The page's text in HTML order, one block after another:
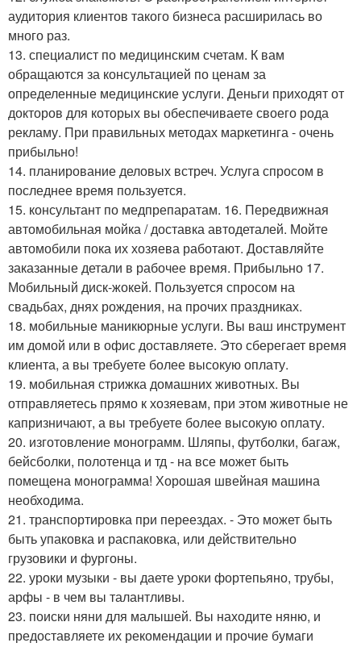
аудитория клиентов такого бизнеса расширилась во
много раз.
13. специалист по медицинским счетам. К вам
обращаются за консультацией по ценам за
определенные медицинские услуги. Деньги приходят от
докторов для которых вы обеспечиваете своего рода
рекламу. При правильных методах маркетинга - очень
прибыльно!
14. планирование деловых встреч. Услуга спросом в
последнее время пользуется.
15. консультант по медпрепаратам. 16. Передвижная
автомобильная мойка / доставка автодеталей. Мойте
автомобили пока их хозяева работают. Доставляйте
заказанные детали в рабочее время. Прибыльно 17.
Мобильный диск-жокей. Пользуется спросом на
свадьбах, днях рождения, на прочих праздниках.
18. мобильные маникюрные услуги. Вы ваш инструмент
им домой или в офис доставляете. Это сберегает время
клиента, а вы требуете более высокую оплату.
19. мобильная стрижка домашних животных. Вы
отправляетесь прямо к хозяевам, при этом животные не
капризничают, а вы требуете более высокую оплату.
20. изготовление монограмм. Шляпы, футболки, багаж,
бейсболки, полотенца и тд - на все может быть
помещена монограмма! Хорошая швейная машина
необходима.
21. транспортировка при переездах. - Это может быть
быть упаковка и распаковка, или действительно
грузовики и фургоны.
22. уроки музыки - вы даете уроки фортепьяно, трубы,
арфы - в чем вы талантливы.
23. поиски няни для малышей. Вы находите няню, и
предоставляете их рекомендации и прочие бумаги